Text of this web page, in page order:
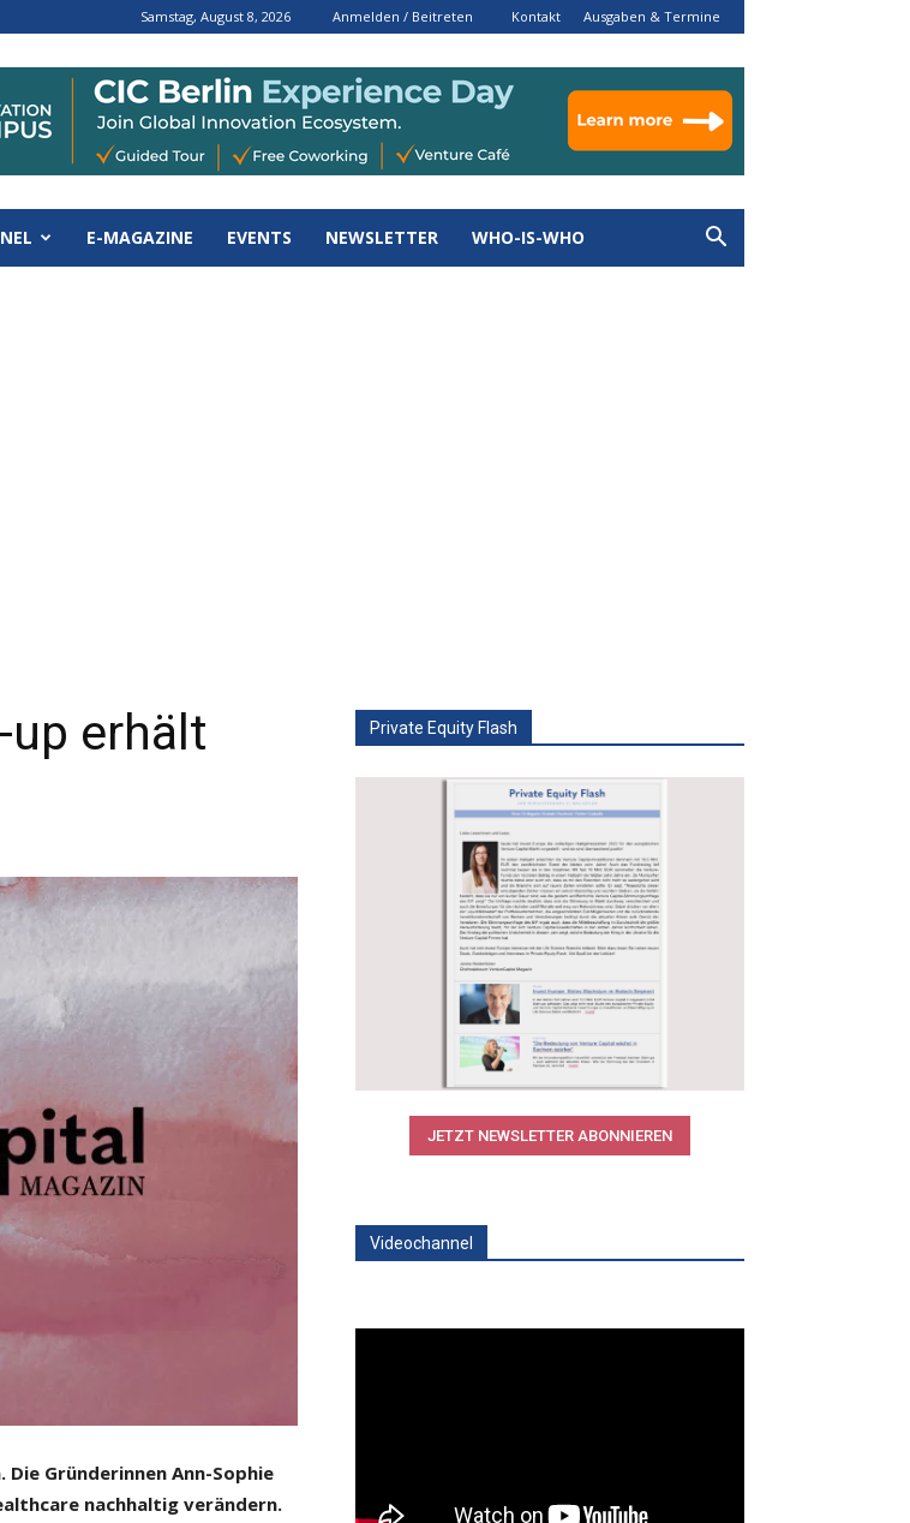
Samstag, August 8, 2026 Anmelden / Beitreten Kontakt Ausgaben & Termine
E-MAGAZINE EVENTS NEWSLETTER WHO-IS-WHO
erhält
Gründerinnen Ann-Sophie
nachhaltig verändern.
Private Equity Flash
JETZT NEWSLETTER ABONNIEREN
Videochannel